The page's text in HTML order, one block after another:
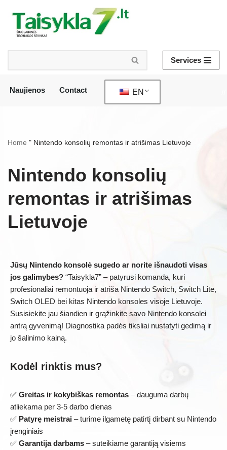
Skip
content
Services
Naujienos Contact EN
Home " Nintendo konsolių remontas ir atrišimas Lietuvoje
Nintendo konsolių
remontas ir atrišimas
Lietuvoje
Jūsų Nintendo konsolė sugedo ar norite išnaudoti visas
jos galimybes? “Taisykla7” – patyrusi komanda, kuri
profesionaliai remontuoja ir atriša Nintendo Switch, Switch Lite,
Switch OLED bei kitas Nintendo konsoles visoje Lietuvoje.
Susisiekite jau šiandien ir grąžinkite savo Nintendo konsolei
antrą gyvenimą! Diagnostika padės tiksliai nustatyti gedimą ir
jo šalinimo kainą.
Kodėl rinktis mus?
✅ Greitas ir kokybiškas remontas – dauguma darbų
atliekama per 3-5 darbo dienas
✅ Patyrę meistrai – turime ilgametę patirtį dirbant su Nintendo
įrenginiais
✅ Garantija darbams – suteikiame garantiją visiems